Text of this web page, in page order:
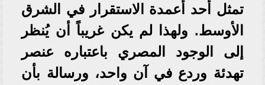
تمثل أحد أعمدة الاستقرار في الشرق
الأوسط. ولهذا لم يكن غريباً أن يُنظر
إلى الوجود المصري باعتباره عنصر
تهدئة وردع في آن واحد، ورسالة بأن